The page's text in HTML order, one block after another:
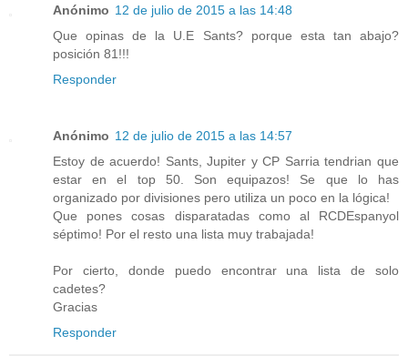
Anónimo 12 de julio de 2015 a las 14:48
Que opinas de la U.E Sants? porque esta tan abajo?
posición 81!!!
Responder
Anónimo 12 de julio de 2015 a las 14:57
Estoy de acuerdo! Sants, Jupiter y CP Sarria tendrian que
estar en el top 50. Son equipazos! Se que lo has
organizado por divisiones pero utiliza un poco en la lógica!
Que pones cosas disparatadas como al RCDEspanyol
séptimo! Por el resto una lista muy trabajada!
Por cierto, donde puedo encontrar una lista de solo
cadetes?
Gracias
Responder